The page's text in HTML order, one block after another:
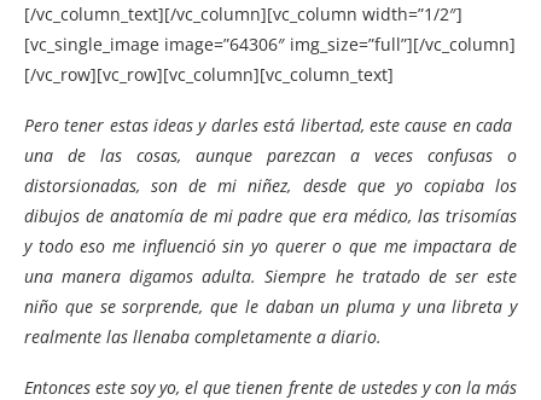
[/vc_column_text][/vc_column][vc_column width=”1/2″]
[vc_single_image image=”64306″ img_size=”full”][/vc_column]
[/vc_row][vc_row][vc_column][vc_column_text]
Pero tener estas ideas y darles está libertad, este cause en cada
una de las cosas, aunque parezcan a veces confusas o
distorsionadas, son de mi niñez, desde que yo copiaba los
dibujos de anatomía de mi padre que era médico, las trisomías
y todo eso me influenció sin yo querer o que me impactara de
una manera digamos adulta. Siempre he tratado de ser este
niño que se sorprende, que le daban un pluma y una libreta y
realmente las llenaba completamente a diario.
Entonces este soy yo, el que tienen frente de ustedes y con la más